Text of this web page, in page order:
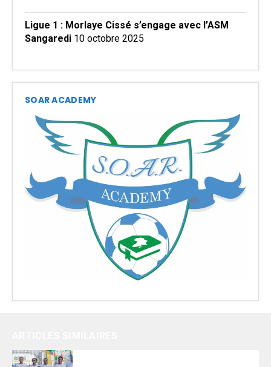
Ligue 1 : Morlaye Cissé s’engage avec l’ASM
Sangaredi 10 octobre 2025
SOAR ACADEMY